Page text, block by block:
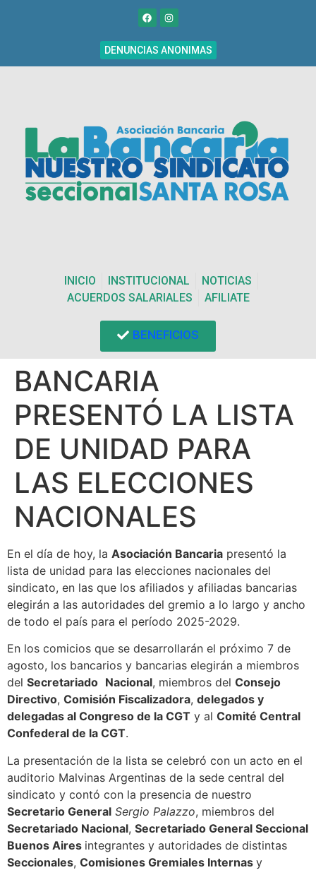
DENUNCIAS ANONIMAS
INICIO INSTITUCIONAL
NOTICIAS
ACUERDOS SALARIALES
AFILIATE
BENEFICIOS
BANCARIA
PRESENTÓ LA LISTA
DE UNIDAD PARA
LAS ELECCIONES
NACIONALES
En el día de hoy, la Asociación Bancaria presentó la
lista de unidad para las elecciones nacionales del
sindicato, en las que los afiliados y afiliadas bancarias
elegirán a las autoridades del gremio a lo largo y ancho
de todo el país para el período 2025-2029.
En los comicios que se desarrollarán el próximo 7 de
agosto, los bancarios y bancarias elegirán a miembros
del Secretariado Nacional, miembros del Consejo
Directivo, Comisión Fiscalizadora, delegados y
delegadas al Congreso de la CGT y al Comité Central
Confederal de la CGT.
La presentación de la lista se celebró con un acto en el
auditorio Malvinas Argentinas de la sede central del
sindicato y contó con la presencia de nuestro
Secretario General Sergio Palazzo, miembros del
Secretariado Nacional, Secretariado General Seccional
Buenos Aires integrantes y autoridades de distintas
Seccionales, Comisiones Gremiales Internas y